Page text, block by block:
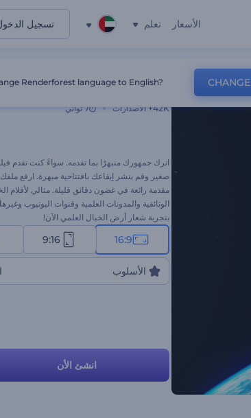
الأسعار تعلم تسجيل
42K+ الاصدارات 7 ثواني
اترك جمهورك منبهرًَا بما تقدمه. سواءً كنت تقدم
صغير وقم بنشر إيقاعك بافتتاحية مبهرة. ارفع
مقدمة رائعة في غضون دقائق قليلة. مثالي لأفلام
الوثائقية والمدونات العلمية وقنوات اليوتيوب
بتجربة شعار أرض الخيال العلمي الآن!
16:9
9:16
الأسلوب
انشئ الأن
Renderforest language to English? CHANGE